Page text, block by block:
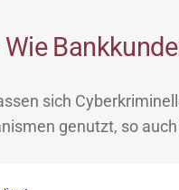
sich
genutzt, so